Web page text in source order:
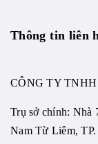
Thông tin liên
CÔNG TY
Trụ sở chính: Nhà
Nam Từ Liêm,